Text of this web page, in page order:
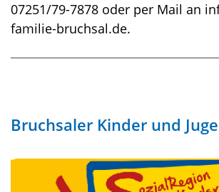
07251/79-7878 oder per Mail an
familie-bruchsal.de.
Bruchsaler Kinder und